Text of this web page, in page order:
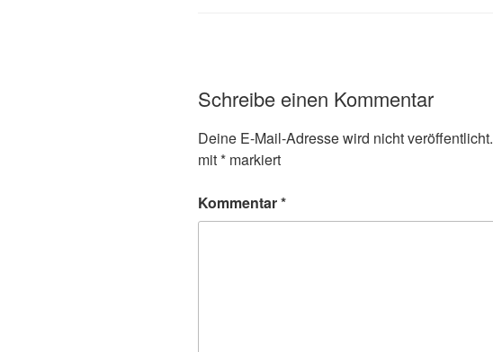
Schreibe einen Kommentar
Deine E-Mail-Adresse wird nicht veröffentlicht.
mit* markiert
Kommentar*